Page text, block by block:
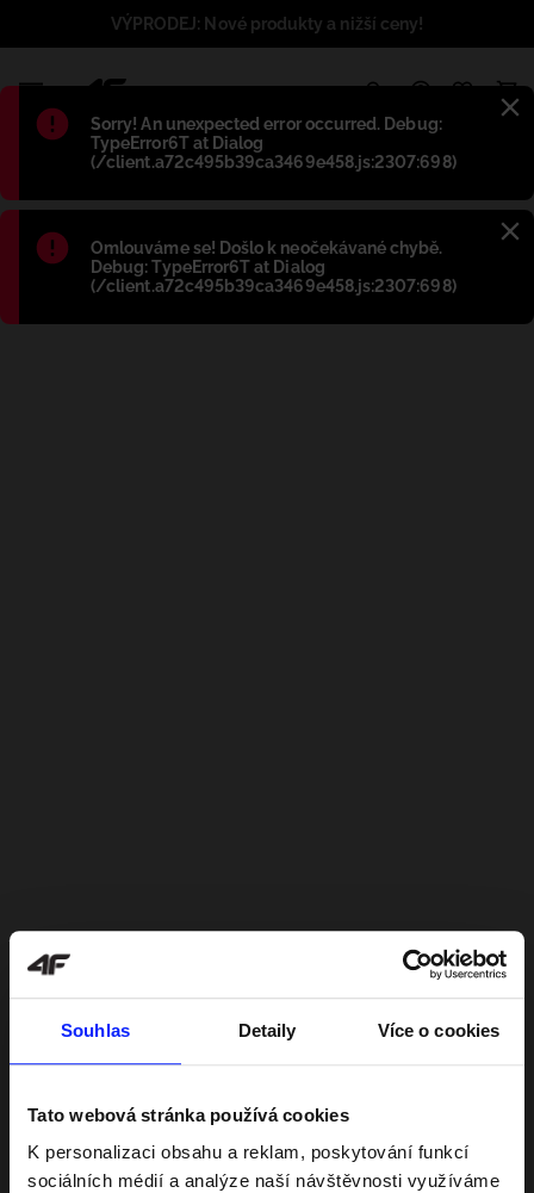
Souhlas Detaily Více o cookies
Tato webová stránka používá cookies
K personalizaci obsahu a reklam, poskytování funkcí
sociálních médií a analýze naší návštěvnosti využíváme
Błąd:
Sorry! An unexpected error occurred. Debug:
TypeError6T at Dialog
(/client.a72c495b39ca3469e458.js:2307:698)
Błąd:
Omlouváme se! Došlo k neočekávané chybě.
Debug: TypeError6T at Dialog
(/client.a72c495b39ca3469e458.js:2307:698)
VÝPRODEJ: Nové produkty a nižší ceny!